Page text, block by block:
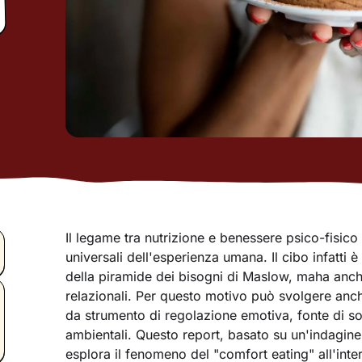
Il legame tra nutrizione e benessere psico-
universali dell'esperienza umana. Il cibo infatti
della piramide dei bisogni di Maslow, maha
relazionali. Per questo motivo può svolgere
da strumento di regolazione emotiva, fonte di
ambientali. Questo report, basato su
esplora il fenomeno del "comfort eating"